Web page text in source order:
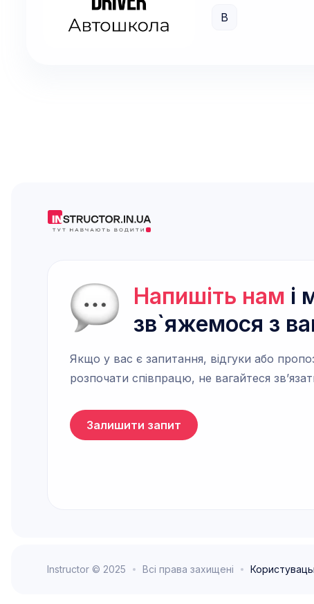
B
Напишіть нам і
зв`яжемося з
Якщо у вас є запитання, відгуки або
розпочати співпрацю, не вагайтеся
Залишити запит
Instructor © 2025 Всі права захищені